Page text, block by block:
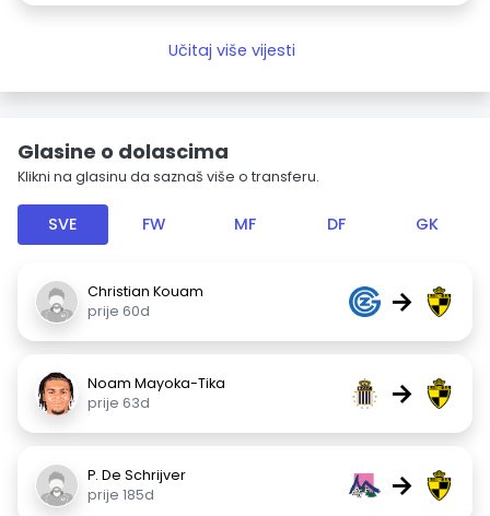
Učitaj više vijesti
Glasine o dolascima
Klikni na glasinu da saznaš više o transferu.
SVE FW MF DF GK
Christian Kouam
prije 60d
→
Noam Mayoka-Tika
prije 63d
→
P. De Schrijver
prije 185d
→